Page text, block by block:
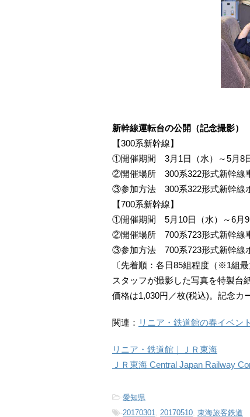
新幹線運転台の公開（記念撮影）
【300系新幹線】
①開催期間 3月1日（水）～5月8
②開催場所 300系322形式新幹線
③参加方法 300系322形式新幹線
【700系新幹線】
①開催期間 5月10日（水）～6月9
②開催場所 700系723形式新幹線
③参加方法 700系723形式新幹線
〔先着順：各日85組程度（※1組最
スタッフが撮影した写真を特製台
価格は1,030円／枚(税込)。記念カ
関連： リニア・鉄道館の春イベン
リニア・鉄道館｜ＪＲ東海
ＪＲ東海 Central Japan Railway
-愛知県
-20170301, 20170510, 東海旅客鉄道